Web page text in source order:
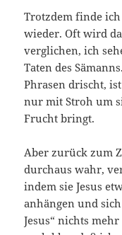
Trotzdem finde
wieder. Oft wird
verglichen, ich
Taten des
Phrasen drischt,
nur mit Stroh um
Frucht bringt.
Aber zurück zum
durchaus wahr,
indem sie Jesus
anhängen und
Jesus“ nichts